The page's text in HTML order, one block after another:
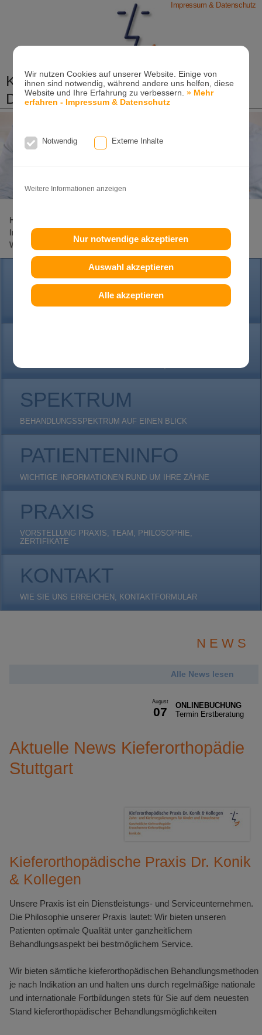
Wir nutzen Cookies auf unserer Website. Einige von
ihnen sind notwendig, während andere uns helfen, diese
Website und Ihre Erfahrung zu verbessern.» Mehr
erfahren - Impressum & Datenschutz
Notwendig Externe Inhalte
Weitere Informationen anzeigen
Nur notwendige akzeptieren
Auswahl akzeptieren
Alle akzeptieren
Impressum & Datenschutz
Kieferorthopädische Praxis
Dr. Konik & Kollegen
Ganzheitliche-Kieferorthopädie
Home
Invisalign-Teen
Clear-Aligner
Weitere Seiten
ERWACHSENE
(FAST) UNSICHTBARE INVISALIGN ZAHNSPANGEN, DAMON-
CLEAR...
SPEKTRUM
BEHANDLUNGSSPEKTRUM AUF EINEN BLICK
PATIENTENINFO
WICHTIGE INFORMATIONEN RUND UM IHRE ZÄHNE
PRAXIS
VORSTELLUNG PRAXIS, TEAM, PHILOSOPHIE,
ZERTIFIKATE
KONTAKT
WIE SIE UNS ERREICHEN, KONTAKTFORMULAR
N E W S
Alle News lesen
August
07
ONLINEBUCHUNG
Termin Erstberatung
Aktuelle News Kieferorthopädie
Stuttgart
Kieferorthopädische Praxis Dr. Konik
& Kollegen
Unsere Praxis ist ein Dienstleistungs- und Serviceunternehmen.
Die Philosophie unserer Praxis lautet: Wir bieten unseren
Patienten optimale Qualität unter ganzheitlichem
Behandlungsaspekt bei bestmöglichem Service.
Wir bieten sämtliche kieferorthopädischen Behandlungsmethoden
je nach Indikation an und halten uns durch regelmäßige nationale
und internationale Fortbildungen stets für Sie auf dem neuesten
Stand kieferorthopädischer Behandlungsmöglichkeiten